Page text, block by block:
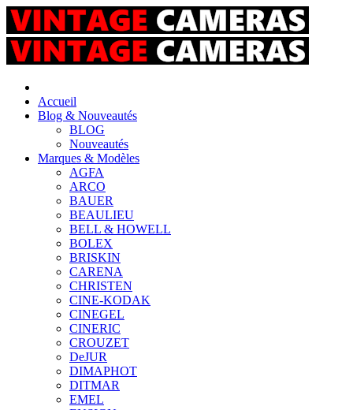
Accueil
Blog & Nouveautés
BLOG
Nouveautés
Marques & Modèles
AGFA
ARCO
BAUER
BEAULIEU
BELL & HOWELL
BOLEX
BRISKIN
CARENA
CHRISTEN
CINE-KODAK
CINEGEL
CINERIC
CROUZET
DeJUR
DIMAPHOT
DITMAR
EMEL